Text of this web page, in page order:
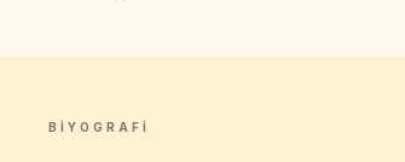
BIYOGRAFI